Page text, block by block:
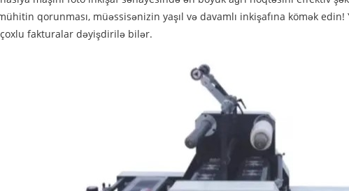
qorunması, müəssisənizin yaşıl və davamlı inkişafına kömək
fakturalar dəyişdirilə bilər.